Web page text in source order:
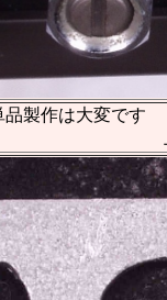
製作は大変です